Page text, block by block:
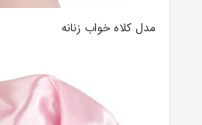
مدل کلاه خواب زنانه